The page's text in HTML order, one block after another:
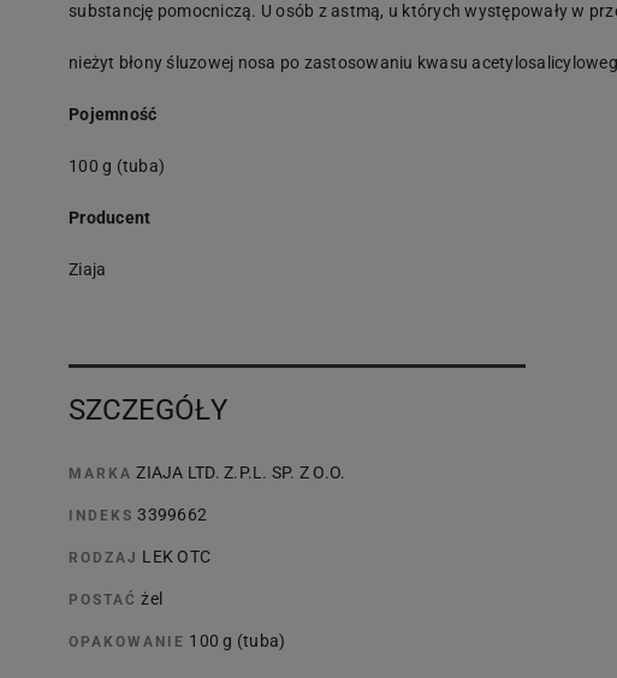
substancję pomocniczą. U osób z astmą, u których występowały w
nieżyt błony śluzowej nosa po zastosowaniu kwasu
Pojemność
100 g (tuba)
Producent
Ziaja
SZCZEGÓŁY
MARKA ZIAJA LTD. Z.P.L. SP. Z O.O.
INDEKS 3399662
RODZAJ LEK OTC
POSTAĆ żel
OPAKOWANIE 100 g (tuba)